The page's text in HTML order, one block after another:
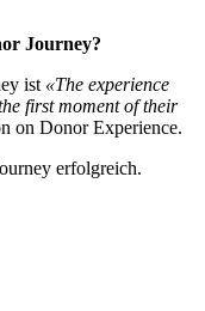
Journey?
ist «The experience
first moment of their
on Donor Experience.
erfolgreich.